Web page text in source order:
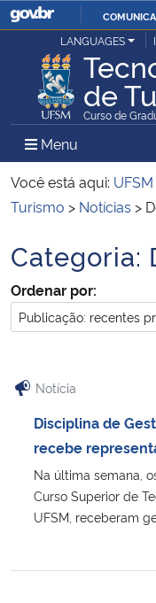
Ministério da Justiça e
Ministério da Defesa
Ministério das Relações
Ministério da Infraestrutura
Ministério da Agricultura,
Ministério da Saúde
Ministério de Minas e Energia
LANGUAGES
de
Curso de
Menu Menu
Você está aqui: UFSM
Turismo > Notícias >
Início do conteúdo
Categoria:
Ordenar por:
Notícia
Disciplina de
recebe
Na última semana,
Curso Superior de
UFSM, receberam